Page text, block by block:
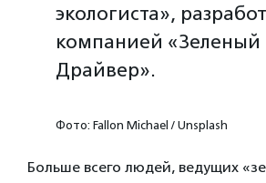
экологиста»,
компанией «Зеленый
Драйвер».
Фото: Fallon Michael / Unsplash
Больше всего людей, ведущих